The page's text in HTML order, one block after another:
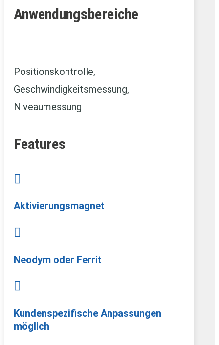
Anwendungsbereiche
Positionskontrolle,
Geschwindigkeitsmessung,
Niveaumessung
Features

Aktivierungsmagnet

Neodym oder Ferrit

Kundenspezifische Anpassungen
möglich